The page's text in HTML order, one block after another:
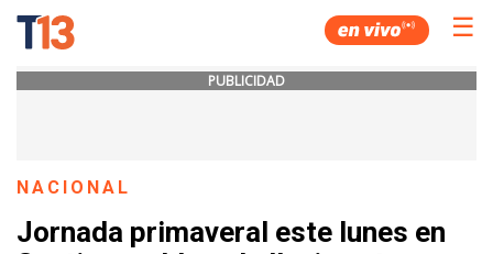
☰
PUBLICIDAD
NACIONAL
Jornada primaveral este lunes en